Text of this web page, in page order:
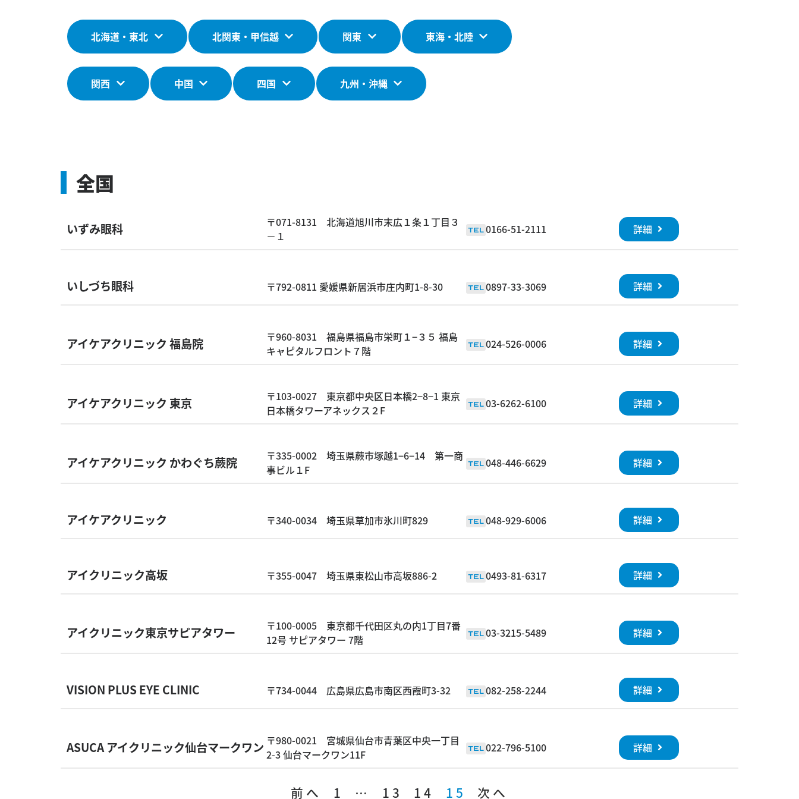
北海道・東北 北関東・甲信越 関東 東海・北陸
関西 中国 四国 九州・沖縄
全国
いずみ眼科
〒071-8131 北海道旭川市末広１条１丁目３
－１
TEL 0166-51-2111 詳細
いしづち眼科 〒792-0811 愛媛県新居浜市庄内町1-8-30 TEL 0897-33-3069 詳細
アイケアクリニック 福島院
〒960-8031 福島県福島市栄町１−３５ 福島
キャピタルフロント７階
TEL 024-526-0006 詳細
アイケアクリニック 東京
〒103-0027 東京都中央区日本橋2−8−1 東京
日本橋タワーアネックス２F
TEL 03-6262-6100 詳細
アイケアクリニック かわぐち蕨院
〒335-0002 埼玉県蕨市塚越1−6−14 第一商
事ビル１F
TEL 048-446-6629 詳細
アイケアクリニック 〒340-0034 埼玉県草加市氷川町829 TEL 048-929-6006 詳細
アイクリニック高坂 〒355-0047 埼玉県東松山市高坂886-2 TEL 0493-81-6317 詳細
アイクリニック東京サピアタワー
〒100-0005 東京都千代田区丸の内1丁目7番
12号 サピアタワー 7階
TEL 03-3215-5489 詳細
VISION PLUS EYE CLINIC 〒734-0044 広島県広島市南区⻄霞町3-32 TEL 082-258-2244 詳細
ASUCA アイクリニック仙台マークワン 〒980-0021 宮城県仙台市青葉区中央一丁目
2-3 仙台マークワン11F
TEL 022-796-5100 詳細
前へ 1 … 13 14 15 次へ